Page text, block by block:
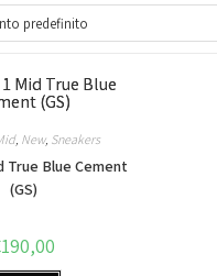
, New, Sneakers
True Blue Cement
(GS)
190,00